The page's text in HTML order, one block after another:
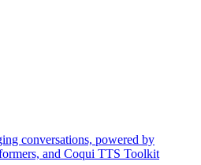
conversations, powered by
and Coqui TTS Toolkit